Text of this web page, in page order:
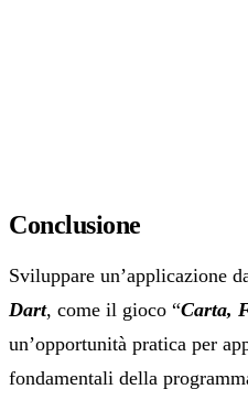
Conclusione
Sviluppare un’applicazione
Dart, come il gioco “Carta,
un’opportunità pratica per
fondamentali della